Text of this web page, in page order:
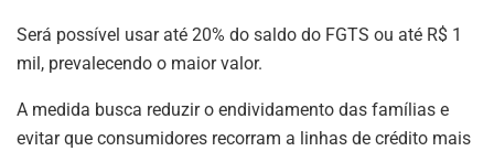
Será possível usar até 20% do saldo do FGTS ou até R$ 1
mil, prevalecendo o maior valor.
A medida busca reduzir o endividamento das famílias e
evitar que consumidores recorram a linhas de crédito mais